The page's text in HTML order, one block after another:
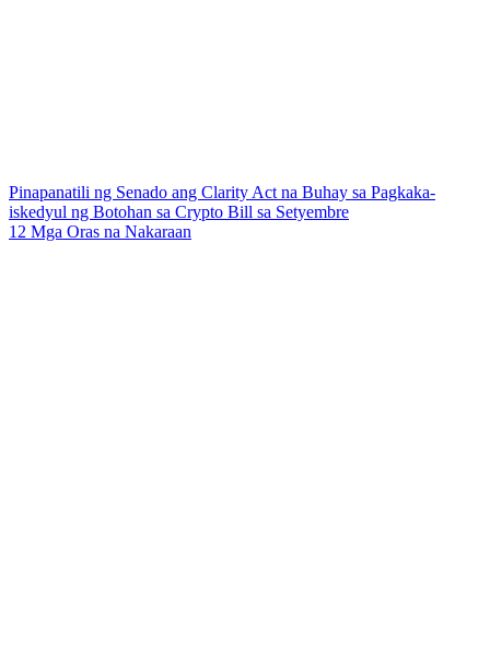
Pinapanatili ng Senado ang Clarity Act na Buhay sa Pagkaka-
iskedyul ng Botohan sa Crypto Bill sa Setyembre
12 Mga Oras na Nakaraan